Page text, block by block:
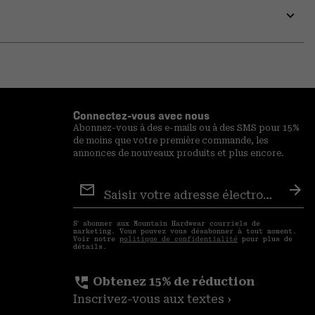
or
Connectez-vous avec nous
Abonnez-vous à des e-mails ou à des SMS pour 15%
de moins que votre première commande, les
annonces de nouveaux produits et plus encore.
aux
courriels
S′ abonner aux Mountain Hardwear courriels de
marketing. Vous pouvez vous désabonner à tout moment.
Voir notre politique de confidentialité pour plus de
détails.
perm_phone_msg Obtenez 15% de réduction
Inscrivez-vous aux textes ›